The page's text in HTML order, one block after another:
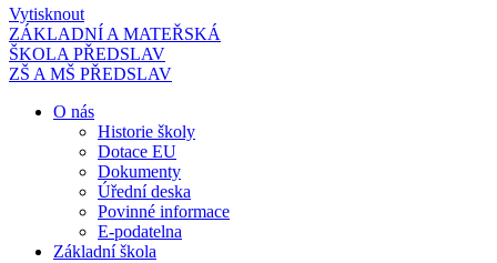
Vytisknout
ZÁKLADNÍ A MATEŘSKÁ
ŠKOLA PŘEDSLAV
ZŠ A MŠ PŘEDSLAV
O nás
Historie školy
Dotace EU
Dokumenty
Úřední deska
Povinné informace
E-podatelna
Základní škola